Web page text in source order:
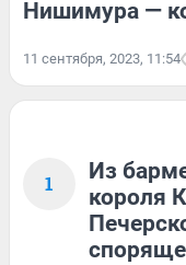
Нишимура —
11 сентября, 2023, 11:54
1
Из
короля